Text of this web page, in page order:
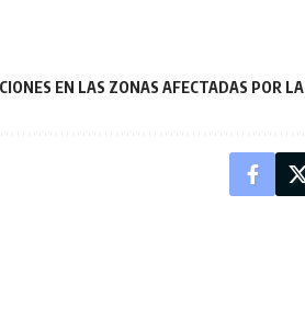
EN LAS ZONAS AFECTADAS POR